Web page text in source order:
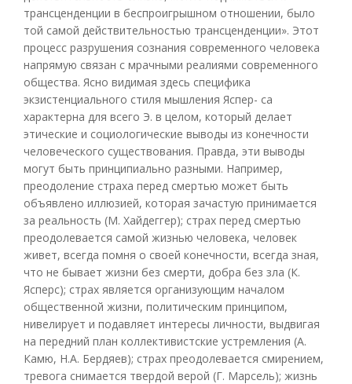
трансценденции в беспроигрышном отношении, было
той самой действительностью трансценденции». Этот
процесс разрушения сознания современного человека
напрямую связан с мрачными реалиями современного
общества. Ясно видимая здесь специфика
экзистенциального стиля мышления Яспер- са
характерна для всего Э. в целом, который делает
этические и социологические выводы из конечности
человеческого существования. Правда, эти выводы
могут быть принципиально разными. Например,
преодоление страха перед смертью может быть
объявлено иллюзией, которая зачастую принимается
за реальность (М. Хайдеггер); страх перед смертью
преодолевается самой жизнью человека, человек
живет, всегда помня о своей конечности, всегда зная,
что не бывает жизни без смерти, добра без зла (К.
Ясперс); страх является организующим началом
общественной жизни, политическим принципом,
нивелирует и подавляет интересы личности, выдвигая
на передний план коллективистские устремления (А.
Камю, Н.А. Бердяев); страх преодолевается смирением,
тревога снимается твердой верой (Г. Марсель); жизнь